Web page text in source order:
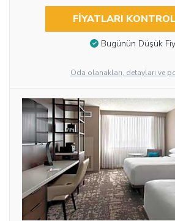
FIYATLARI
Bugünün Düşük
Oda olanakları, detayları ve